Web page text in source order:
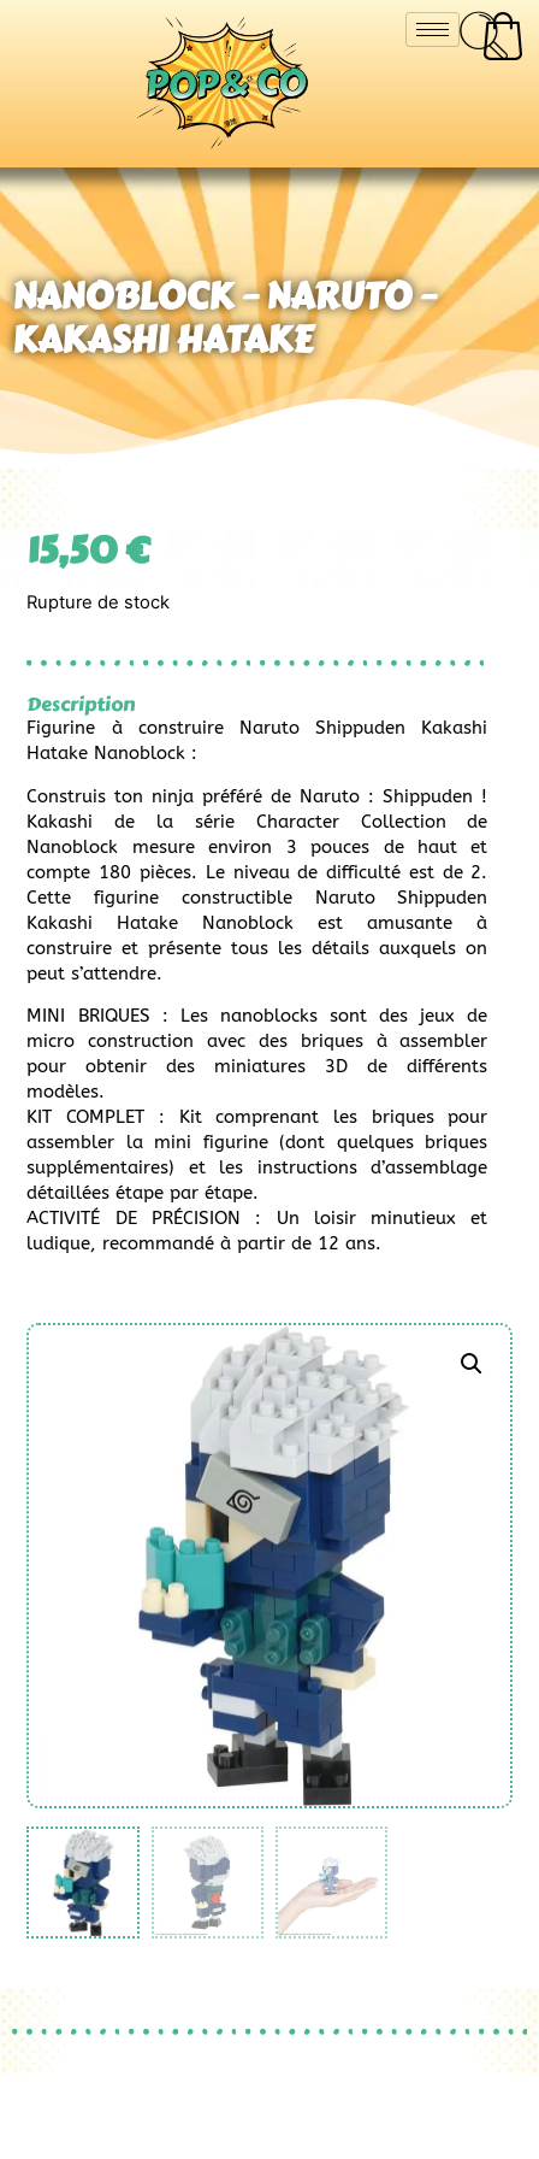
NANOBLOCK – NARUTO –
KAKASHI HATAKE
15,50€
Rupture de stock
Description
Figurine à construire Naruto Shippuden Kakashi
Hatake Nanoblock :
Construis ton ninja préféré de Naruto : Shippuden !
Kakashi de la série Character Collection de
Nanoblock mesure environ 3 pouces de haut et
compte 180 pièces. Le niveau de difficulté est de 2.
Cette figurine constructible Naruto Shippuden
Kakashi Hatake Nanoblock est amusante à
construire et présente tous les détails auxquels on
peut s’attendre.
MINI BRIQUES : Les nanoblocks sont des jeux de
micro construction avec des briques à assembler
pour obtenir des miniatures 3D de différents
modèles.
KIT COMPLET : Kit comprenant les briques pour
assembler la mini figurine (dont quelques briques
supplémentaires) et les instructions d’assemblage
détaillées étape par étape.
ACTIVITÉ DE PRÉCISION : Un loisir minutieux et
ludique, recommandé à partir de 12 ans.